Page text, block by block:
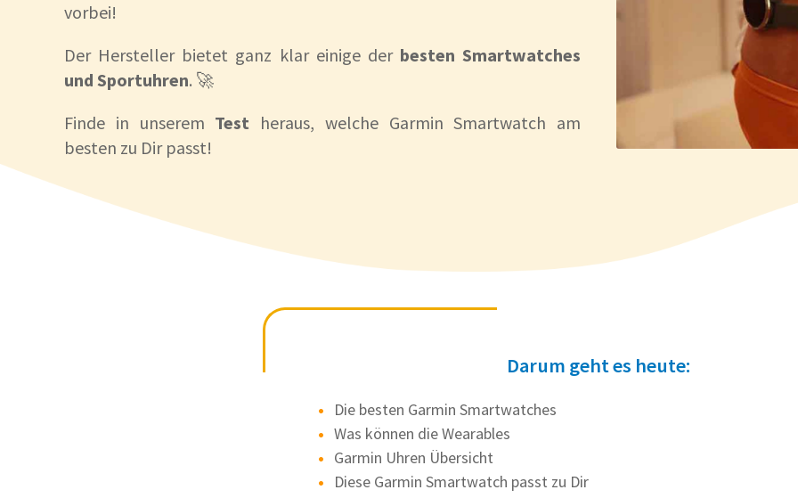
vorbei!
Der Hersteller bietet ganz klar einige derbesten Smartwatches
und Sportuhren. 🚀
Finde in unserem Test heraus, welche Garmin Smartwatch am
besten zu Dir passt!
Darum geht es heute:
Die besten Garmin Smartwatches
Was können die Wearables
Garmin Uhren Übersicht
Diese Garmin Smartwatch passt zu Dir